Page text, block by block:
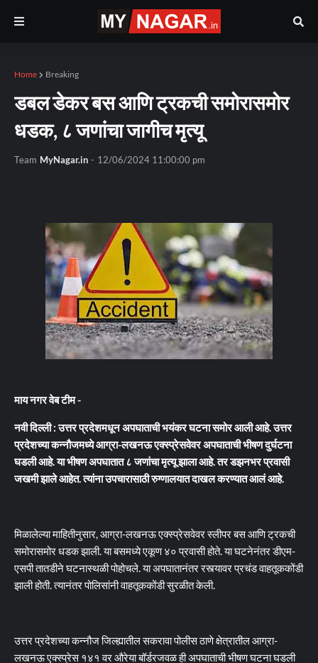
Home Breaking
डबल डेकर बस आणि ट्रकची समोरासमोर
धडक, ८ जणांचा जागीच मृत्यू
Team MyNagar.in - 12/06/2024 11:00:00 pm
माय नगर वेब टीम -
नवी दिल्ली : उत्तर प्रदेशमधून अपघाताची भयंकर घटना समोर आली आहे. उत्तर
प्रदेशच्या कन्नौजमध्ये आग्रा-लखनऊ एक्स्प्रेसवेवर अपघाताची भीषण दुर्घटना
घडली आहे. या भीषण अपघातात ८ जणांचा मृत्यू झाला आहे. तर डझनभर प्रवासी
जखमी झाले आहेत. त्यांना उपचारासाठी रुग्णालयात दाखल करण्यात आलं आहे.
मिळालेल्या माहितीनुसार, आग्रा-लखनऊ एक्स्प्रेसवेवर स्लीपर बस आणि ट्रकची
समोरासमोर धडक झाली. या बसमध्ये एकूण ४० प्रवासी होते. या घटनेनंतर डीएम-
एसपी तातडीने घटनास्थळी पोहोचले. या अपघातानंतर रस्त्यावर प्रचंड वाहतूककोंडी
झाली होती. त्यानंतर पोलिसांनी वाहतूककोंडी सुरळीत केली.
उत्तर प्रदेशच्या कन्नौज जिल्ह्यातील सकरावा पोलीस ठाणे क्षेत्रातील आग्रा-
लखनऊ एक्स्प्रेस १४१ वर औरेया बॉर्डरजवळ ही अपघाताची भीषण घटना घडली